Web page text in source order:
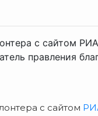
с сайтом
правления
с сайтом